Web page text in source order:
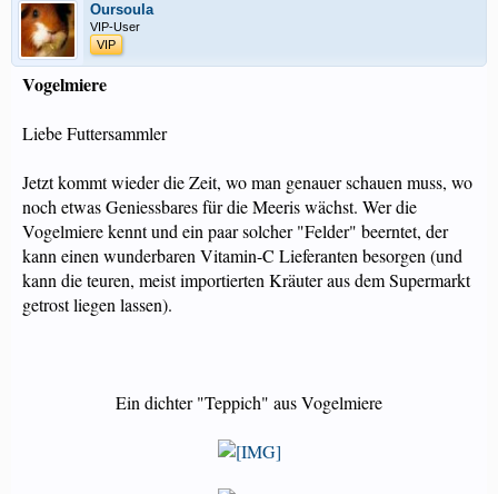
Oursoula
VIP-User
VIP
Vogelmiere
Liebe Futtersammler
Jetzt kommt wieder die Zeit, wo man genauer schauen muss, wo
noch etwas Geniessbares für die Meeris wächst. Wer die
Vogelmiere kennt und ein paar solcher "Felder" beerntet, der
kann einen wunderbaren Vitamin-C Lieferanten besorgen (und
kann die teuren, meist importierten Kräuter aus dem Supermarkt
getrost liegen lassen).
Ein dichter "Teppich" aus Vogelmiere